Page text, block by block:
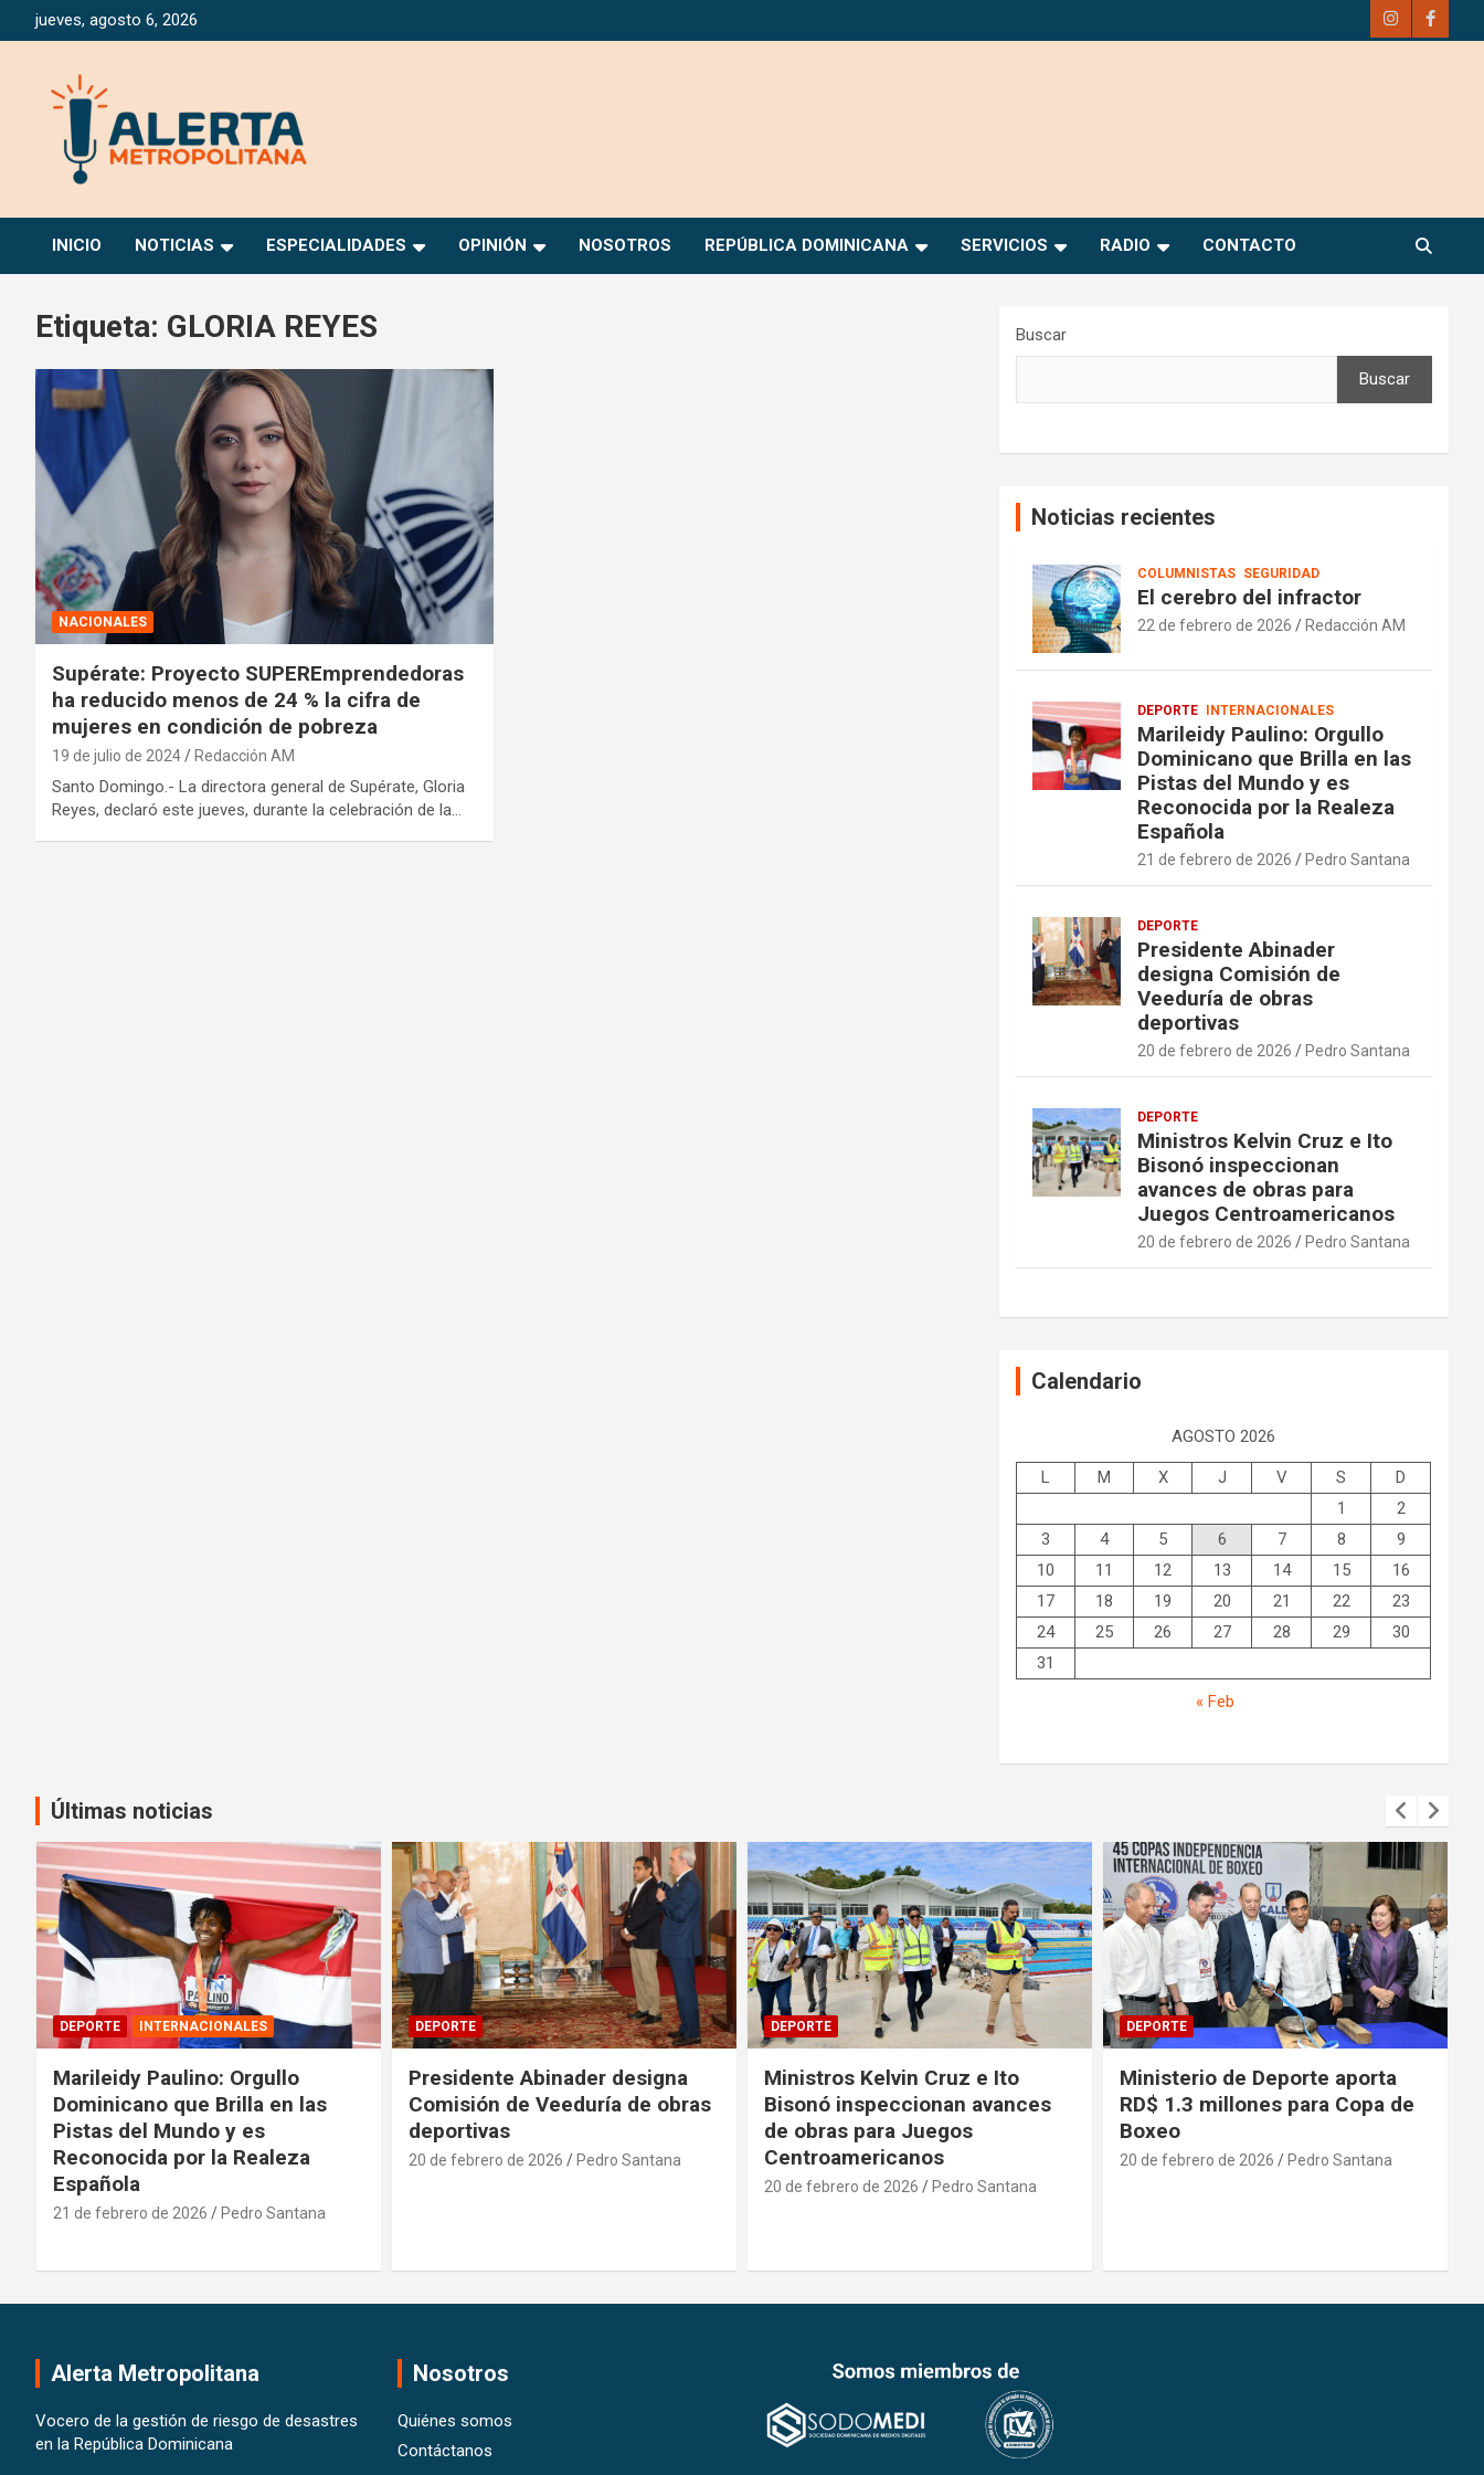
Saltarjueves, agosto 6, 2026
Alerta Metropolitana
INICIO NOTICIAS ESPECIALIDADES OPINIÓN NOSOTROS REPÚBLICA DOMINICANA SERVICIOS RADIO CONTACTO
Etiqueta: GLORIA REYES
NACIONALES
Supérate: Proyecto SUPEREmprendedoras
ha reducido menos de 24 % la cifra de
mujeres en condición de pobreza
19 de julio de 2024 Redacción AM
Santo Domingo.- La directora general de Supérate, Gloria
Reyes, declaró este jueves, durante la celebración de la…
Buscar
Buscar
Noticias recientes
COLUMNISTAS SEGURIDAD
El cerebro del infractor
22 de febrero de 2026 Redacción AM
DEPORTE INTERNACIONALES
Marileidy Paulino: Orgullo
Dominicano que Brilla en las
Pistas del Mundo y es
Reconocida por la Realeza
Española
21 de febrero de 2026 Pedro Santana
DEPORTE
Presidente Abinader
designa Comisión de
Veeduría de obras
deportivas
20 de febrero de 2026 Pedro Santana
DEPORTE
Ministros Kelvin Cruz e Ito
Bisonó inspeccionan
avances de obras para
Juegos Centroamericanos
20 de febrero de 2026 Pedro Santana
Calendario
AGOSTO 2026
L M X J V S
D
1
2
3
4 5 6 7 8
9
10
11 12 13 14 15
16
17
18 19 20 21 22
23
24
25 26 27 28 29
30
31
« Feb
Últimas noticias
DEPORTE INTERNACIONALES
Marileidy Paulino: Orgullo
Dominicano que Brilla en las
Pistas del Mundo y es
Reconocida por la Realeza
Española
21 de febrero de 2026 Pedro Santana
DEPORTE
Presidente Abinader designa
Comisión de Veeduría de obras
deportivas
20 de febrero de 2026 Pedro Santana
DEPORTE
Ministros Kelvin Cruz e Ito
Bisonó inspeccionan avances
de obras para Juegos
Centroamericanos
20 de febrero de 2026 Pedro Santana
DEPORTE
Ministerio de Deporte aporta
RD$ 1.3 millones para Copa de
Boxeo
20 de febrero de 2026 Pedro Santana
Alerta Metropolitana
Vocero de la gestión de riesgo de desastres
en la República Dominicana
Nosotros
Quiénes somos
Contáctanos